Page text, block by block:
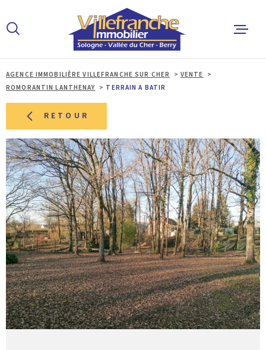
menu
contenu
ACCUEIL
LOUER
ESTIMER
ALERTE
L'AGENCE
CONTACT
AGENCE IMMOBILIÈRE VILLEFRANCHE SUR CHER
VENTE
ROMORANTIN LANTHENAY
TERRAIN A BATIR
RETOUR